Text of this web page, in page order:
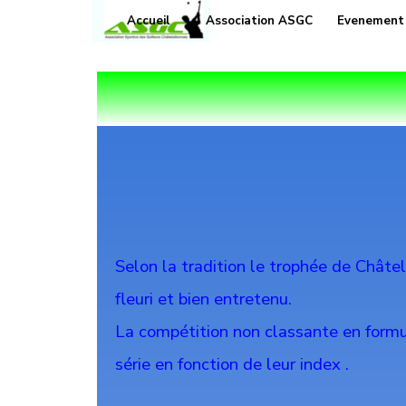
Accueil Association ASGC ▼
Evenement
Selon la tradition le trophée de
fleuri et bien entretenu.
La compétition non classante en
série en fonction de leur index .